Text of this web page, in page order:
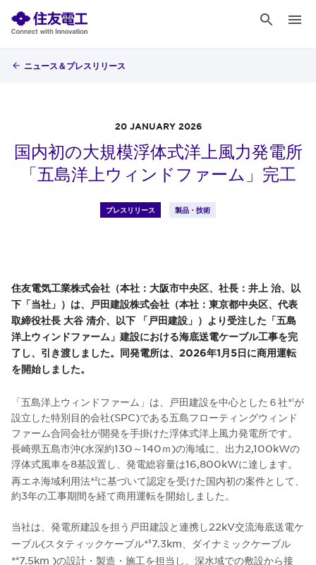
ニュース＆プレスリリース
20 JANUARY 2026
国内初の大規模浮体式洋上風力発電所
「五島洋上ウィンドファーム」完工
プレスリリース 製品・技術
住友電気工業株式会社（本社：大阪市中央区、社長：井上 治、以
下「当社」）は、戸田建設株式会社（本社：東京都中央区、代表
取締役社長 大谷 清介、以下 「戸田建設」）より受注した「五島
洋上ウィンドファーム」建設における海底送電ケーブル工事を完
了し、引き渡しました。同発電所は、2026年1月5日に商用運転
を開始しました。
「五島洋上ウィンドファーム」は、戸田建設を中心とした６社*1 が
設立した特別目的会社(SPC)である五島フローティングウィンド
ファーム合同会社が開発を手掛けた浮体式洋上風力発電所です。
長崎県五島市沖(水深約130～140ｍ)の海域に、出力2,100kWの
浮体式風車を8基設置し、発電総容量は16,800kWに達します。
再エネ海域利用法*2に基づいて認定を受けた国内初の案件として、
約3年の工事期間を経て商用運転を開始しました。
当社は、発電所建設を担う戸田建設と連携し22kV交流海底送電ケ
ーブル(スタティックケーブル*3 7.3km、ダイナミックケーブル
*47.5km )の設計・製造・施工を担当し、深水域での敷設から接